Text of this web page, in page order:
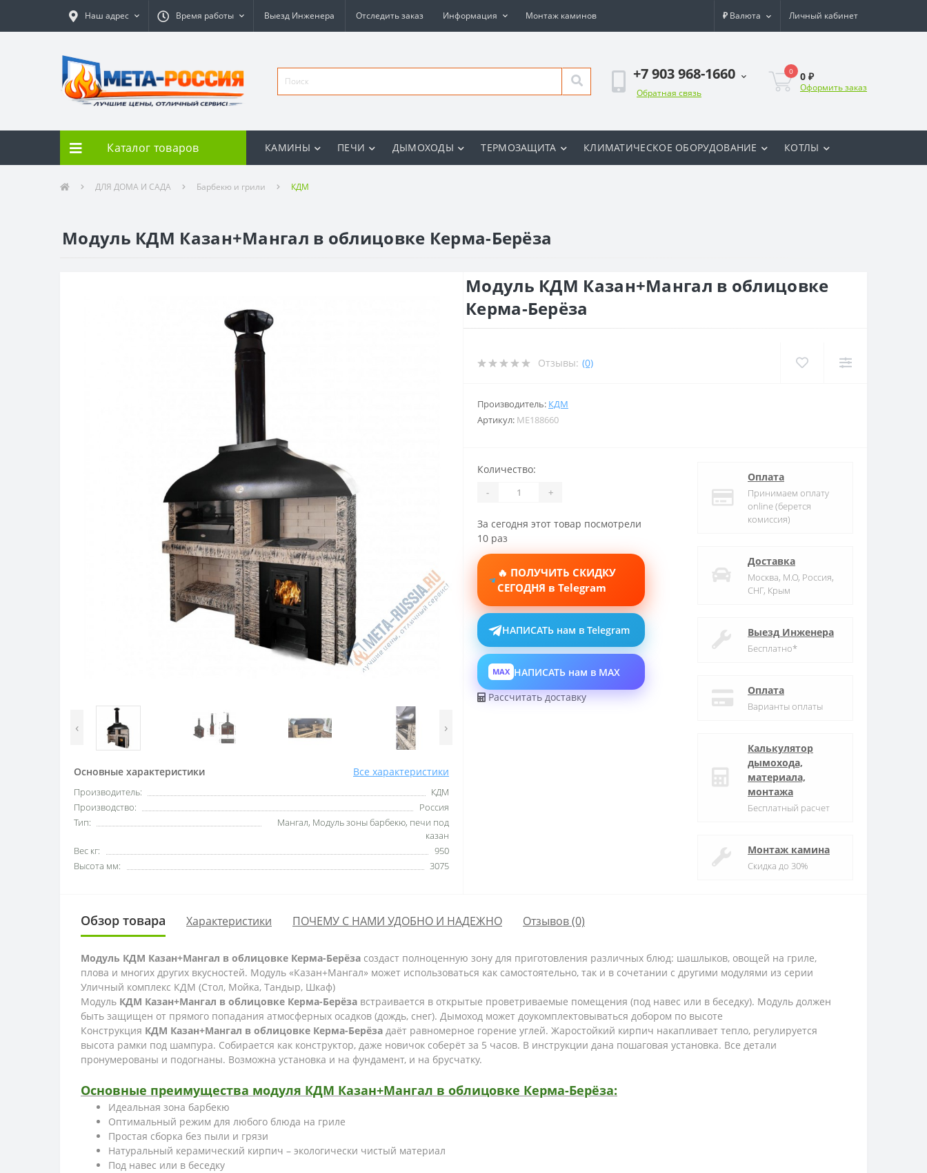
Наш адрес Время работы Выезд Инженера Отследить заказ Информация Монтаж каминов ₽ Валюта Личный кабинет
+7 903 968-1660
Обратная связь
0 0 ₽
Оформить заказ
Каталог товаров КАМИНЫ ПЕЧИ ДЫМОХОДЫ ТЕРМОЗАЩИТА КЛИМАТИЧЕСКОЕ ОБОРУДОВАНИЕ КОТЛЫ
ДЛЯ ДОМА И САДА Барбекю и грили КДМ
Модуль КДМ Казан+Мангал в облицовке Керма-Берёза
‹ ›
Основные характеристики Все характеристики
Производитель:
КДМ
Производство:
Россия
Тип:
Мангал, Модуль зоны барбекю, печи под
казан
Вес кг:
950
Высота мм:
3075
Модуль КДМ Казан+Мангал в облицовке
Керма-Берёза
Отзывы: (0)
Производитель: КДМ
Артикул: ME188660
Количество:
- +
За сегодня этот товар посмотрели
10 раз
🔥 ПОЛУЧИТЬ СКИДКУ
СЕГОДНЯ в Telegram
НАПИСАТЬ нам в Telegram
MAX НАПИСАТЬ нам в MAX
Рассчитать доставку
Оплата
Принимаем оплату
online (берется
комиссия)
Доставка
Москва, М.О, Россия,
СНГ, Крым
Выезд Инженера
Бесплатно*
Оплата
Варианты оплаты
Калькулятор
дымохода,
материала,
монтажа
Бесплатный расчет
Монтаж камина
Скидка до 30%
Обзор товара Характеристики ПОЧЕМУ С НАМИ УДОБНО И НАДЕЖНО Отзывов (0)
Модуль КДМ Казан+Мангал в облицовке Керма-Берёза создаст полноценную зону для приготовления различных блюд: шашлыков, овощей на гриле,
плова и многих других вкусностей. Модуль «Казан+Мангал» может использоваться как самостоятельно, так и в сочетании с другими модулями из серии
Уличный комплекс КДМ (Стол, Мойка, Тандыр, Шкаф)
Модуль КДМ Казан+Мангал в облицовке Керма-Берёза встраивается в открытые проветриваемые помещения (под навес или в беседку). Модуль должен
быть защищен от прямого попадания атмосферных осадков (дождь, снег). Дымоход может доукомплектовываться добором по высоте
Конструкция КДМ Казан+Мангал в облицовке Керма-Берёза даёт равномерное горение углей. Жаростойкий кирпич накапливает тепло, регулируется
высота рамки под шампура. Собирается как конструктор, даже новичок соберёт за 5 часов. В инструкции дана пошаговая установка. Все детали
пронумерованы и подогнаны. Возможна установка и на фундамент, и на брусчатку.
Основные преимущества модуля КДМ Казан+Мангал в облицовке Керма-Берёза:
Идеальная зона барбекю
Оптимальный режим для любого блюда на гриле
Простая сборка без пыли и грязи
Натуральный керамический кирпич – экологически чистый материал
Под навес или в беседку